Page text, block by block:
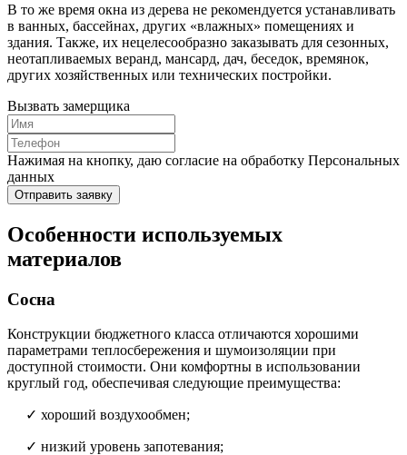
В то же время окна из дерева не рекомендуется устанавливать
в ванных, бассейнах, других «влажных» помещениях и
здания. Также, их нецелесообразно заказывать для сезонных,
неотапливаемых веранд, мансард, дач, беседок, времянок,
других хозяйственных или технических постройки.
Вызвать замерщика
Нажимая на кнопку, даю согласие на обработку Персональных
данных
Отправить заявку
Особенности используемых
материалов
Сосна
Конструкции бюджетного класса отличаются хорошими
параметрами теплосбережения и шумоизоляции при
доступной стоимости. Они комфортны в использовании
круглый год, обеспечивая следующие преимущества:
✓ хороший воздухообмен;
✓ низкий уровень запотевания;